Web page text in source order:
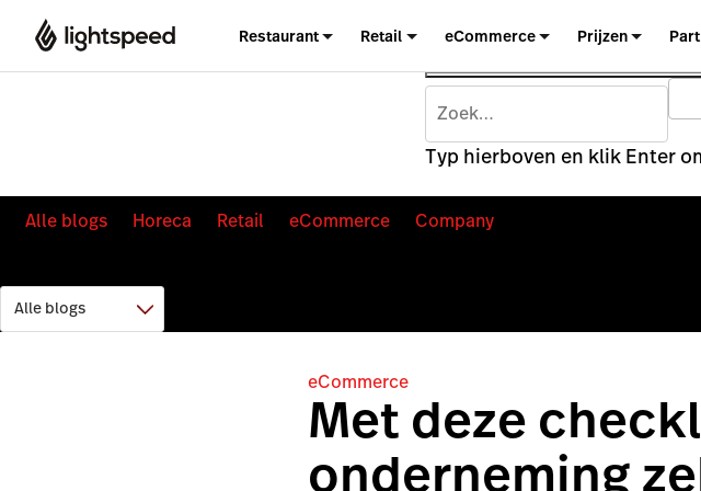
Restaurant Retail eCommerce Prijzen
Typ hierboven en klik Enter
Alle blogs Horeca Retail eCommerce Company
eCommerce
Met deze
onderneming